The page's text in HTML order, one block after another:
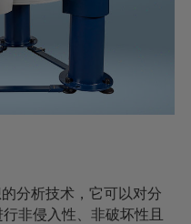
分析技术，它可以对分
非侵入性、非破坏性且